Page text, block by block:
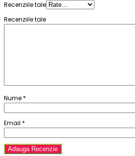
Recenziile tale
Recenziile tale
Nume *
Email *